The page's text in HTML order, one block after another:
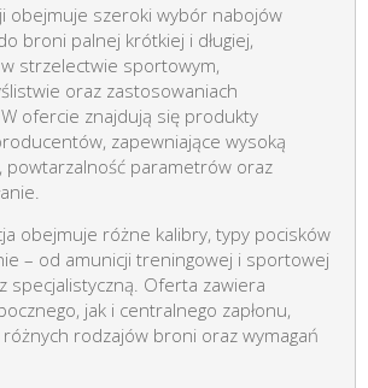
obejmuje szeroki wybór nabojów
broni palnej krótkiej i długiej,
strzelectwie sportowym,
oraz zastosowaniach
ofercie znajdują się produkty
zapewniające wysoką
powtarzalność parametrów oraz
obejmuje różne kalibry, typy pocisków
– od amunicji treningowej i sportowej
specjalistyczną. Oferta zawiera
jak i centralnego zapłonu,
rodzajów broni oraz wymagań